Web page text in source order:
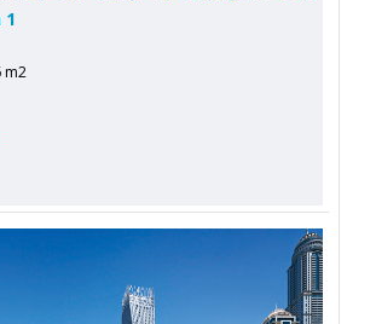
1
m2